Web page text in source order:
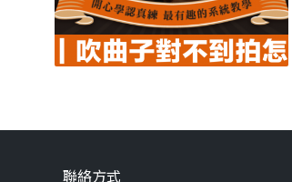
聯絡方式